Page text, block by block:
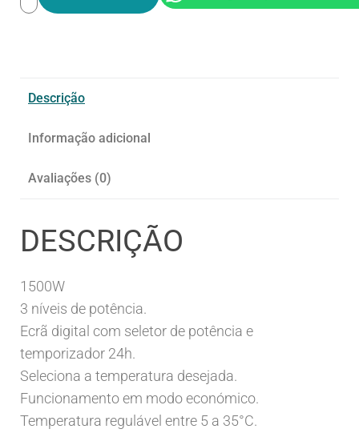
Descrição
Informação adicional
Avaliações (0)
DESCRIÇÃO
1500W
3 níveis de potência.
Ecrã digital com seletor de potência e
temporizador 24h.
Seleciona a temperatura desejada.
Funcionamento em modo económico.
Temperatura regulável entre 5 a 35°C.